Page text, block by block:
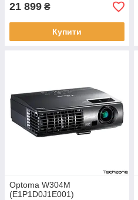
21 899 ₴
Купити
Optoma W304M
(E1P1D0J1E001)